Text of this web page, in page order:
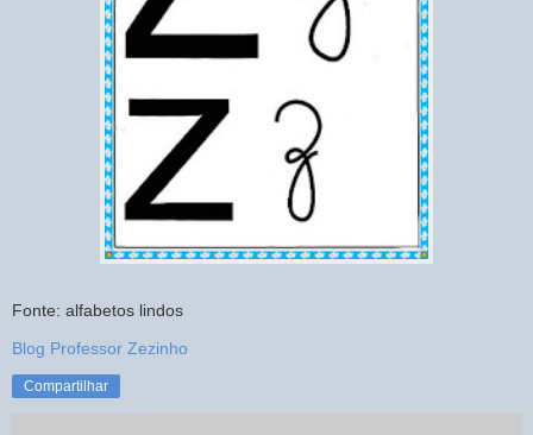
Fonte: alfabetos lindos
Blog Professor Zezinho
Compartilhar